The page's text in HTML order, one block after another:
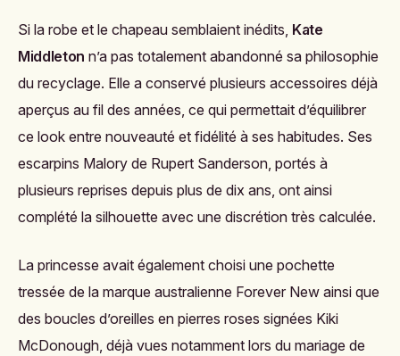
Si la robe et le chapeau semblaient inédits, Kate
Middleton n’a pas totalement abandonné sa philosophie
du recyclage. Elle a conservé plusieurs accessoires déjà
aperçus au fil des années, ce qui permettait d’équilibrer
ce look entre nouveauté et fidélité à ses habitudes. Ses
escarpins Malory de Rupert Sanderson, portés à
plusieurs reprises depuis plus de dix ans, ont ainsi
complété la silhouette avec une discrétion très calculée.
La princesse avait également choisi une pochette
tressée de la marque australienne Forever New ainsi que
des boucles d’oreilles en pierres roses signées Kiki
McDonough, déjà vues notamment lors du mariage de